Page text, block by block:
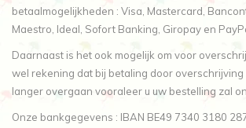
betaalmogelijkheden : Visa, Mastercard,
Maestro, Ideal, Sofort Banking, Giropay en
Daarnaast is het ook mogelijk om voor
wel rekening dat bij betaling door
langer overgaan vooraleer u uw bestelling zal
Onze bankgegevens : IBAN BE49 7340 3180